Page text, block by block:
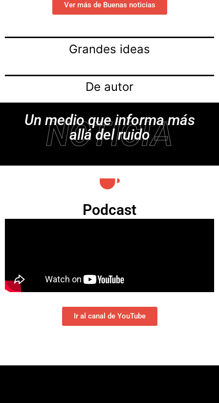
Grandes ideas
De autor
Ver más de Buenas noticias
NOTICIA
Un medio que informa más
allá del ruido
Podcast
Ir al canal de YouTube